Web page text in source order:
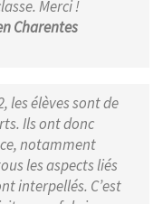
Merci !
Charentes
les élèves sont de
Ils ont donc
notamment
les aspects liés
interpellés. C’est